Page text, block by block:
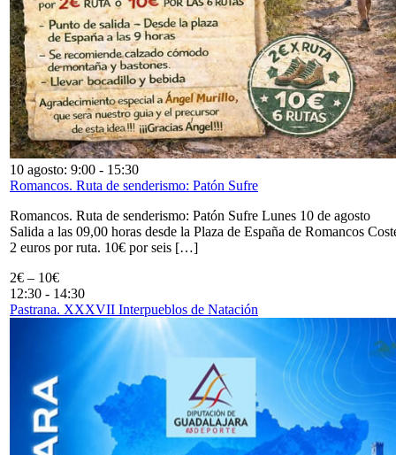
10 agosto: 9:00 - 15:30
Romancos. Ruta de senderismo: Patón Sufre
Romancos. Ruta de senderismo: Patón Sufre Lunes 10 de agosto
Salida a las 09,00 horas desde la Plaza de España de Romancos
2 euros por ruta. 10€ por seis […]
2€ – 10€
12:30 - 14:30
Pastrana. XXXVII Interpueblos de Natación